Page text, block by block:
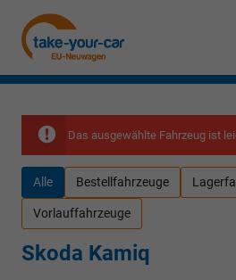
Das ausgewählte Fahrzeug ist
Alle Bestellfahrzeuge
Vorlauffahrzeuge
Skoda Kamiq